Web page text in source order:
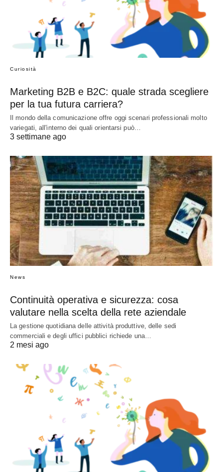
Curiosità
Marketing B2B e B2C: quale strada scegliere
per la tua futura carriera?
Il mondo della comunicazione offre oggi scenari professionali molto
variegati, all'interno dei quali orientarsi può…
3 settimane ago
News
Continuità operativa e sicurezza: cosa
valutare nella scelta della rete aziendale
La gestione quotidiana delle attività produttive, delle sedi
commerciali e degli uffici pubblici richiede una…
2 mesi ago